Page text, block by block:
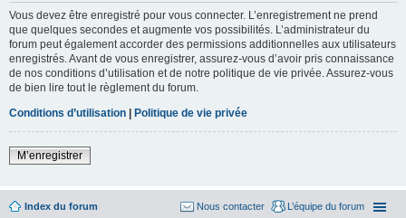
Vous devez être enregistré pour vous connecter. L’enregistrement ne prend
que quelques secondes et augmente vos possibilités. L’administrateur du
forum peut également accorder des permissions additionnelles aux utilisateurs
enregistrés. Avant de vous enregistrer, assurez-vous d’avoir pris connaissance
de nos conditions d’utilisation et de notre politique de vie privée. Assurez-vous
de bien lire tout le règlement du forum.
Conditions d’utilisation | Politique de vie privée
M’enregistrer
Index du forum L’équipe du forum
Nous contacter